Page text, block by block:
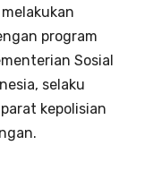
program
Sosial
selaku
kepolisian